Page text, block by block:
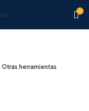
0
Otras herramientas